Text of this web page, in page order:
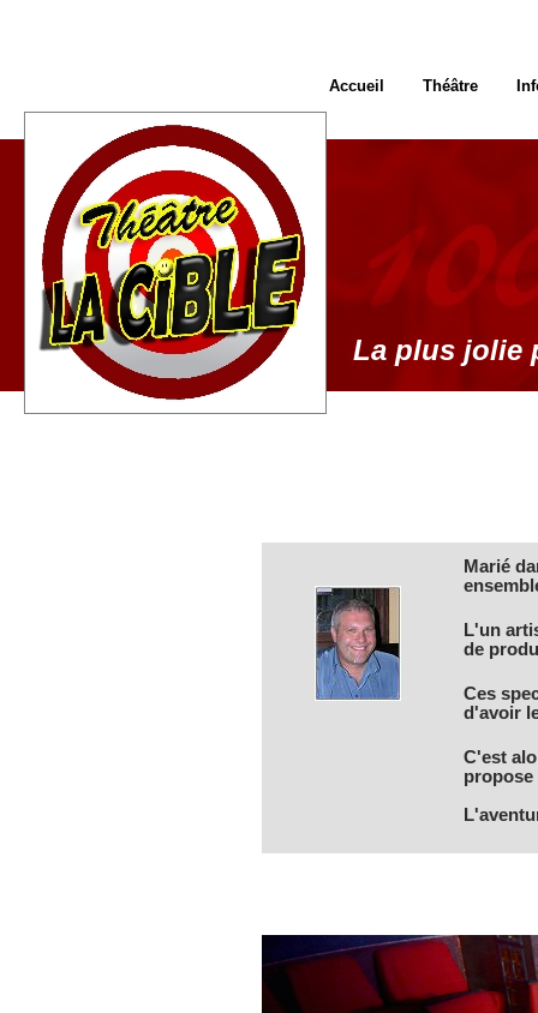
Marié
L'un
de
Ces
d'avoir
C'est
propose
La plus jolie
Accueil Théâtre